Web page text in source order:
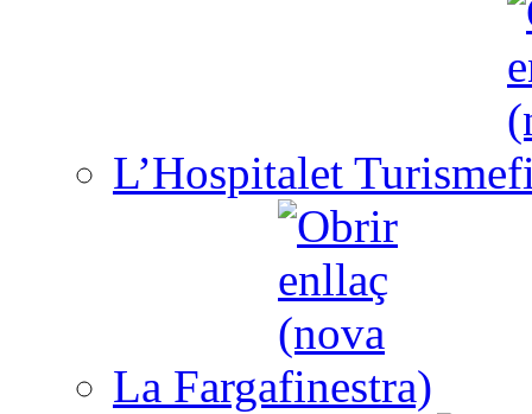
L’Hospitalet Turisme
La Farga